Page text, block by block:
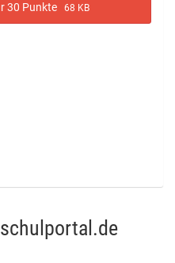
30 Punkte 68 KB